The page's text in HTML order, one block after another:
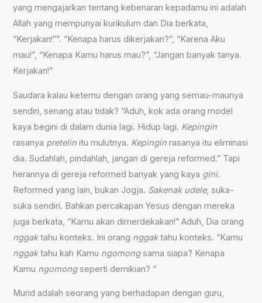
yang mengajarkan tentang kebenaran kepadamu ini adalah
Allah yang mempunyai kurikulum dan Dia berkata,
“Kerjakan!””. “Kenapa harus dikerjakan?”, “Karena Aku
mau!”, “Kenapa Kamu harus mau?”, “Jangan banyak tanya.
Kerjakan!”
Saudara kalau ketemu dengan orang yang semau-maunya
sendiri, senang atau tidak? “Aduh, kok ada orang model
kaya begini di dalam dunia lagi. Hidup lagi. Kepingin
rasanya pretelin itu mulutnya. Kepingin rasanya itu eliminasi
dia. Sudahlah, pindahlah, jangan di gereja reformed.” Tapi
herannya di gereja reformed banyak yang kaya gini.
Reformed yang lain, bukan Jogja. Sakenak udele, suka-
suka sendiri. Bahkan percakapan Yesus dengan mereka
juga berkata, “Kamu akan dimerdekakan!” Aduh, Dia orang
nggaktahu konteks. Ini orang nggaktahu konteks. “Kamu
nggaktahu kah Kamu ngomongsama siapa? Kenapa
Kamu ngomongseperti demikian? “
Murid adalah seorang yang berhadapan dengan guru,